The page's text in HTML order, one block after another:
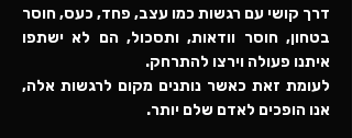
דרך קושי עם רגשות כמו עצב, פחד, כעס, חוסר
בטחון, חוסר וודאות, ותסכול, הם לא ישתפו
איתנו פעולה וירצו להתרחק.
לעומת זאת כאשר נותנים מקום לרגשות אלה,
אנו הופכים לאדם שלם יותר.